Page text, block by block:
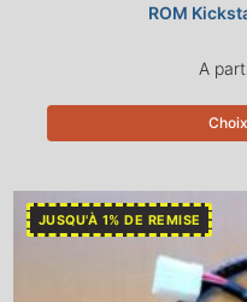
ROM
A
JUSQU'À 1% DE REMISE